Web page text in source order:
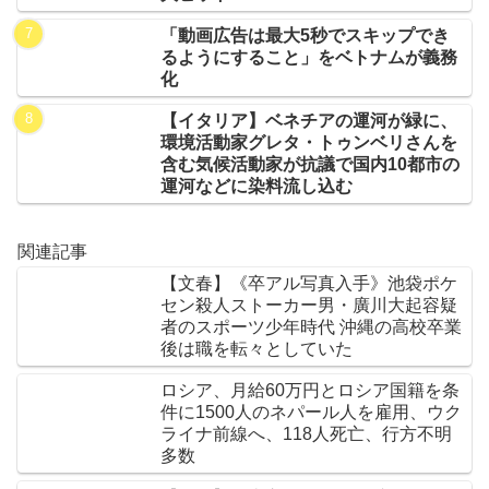
「動画広告は最大5秒でスキップでき
るようにすること」をベトナムが義務
化
【イタリア】ベネチアの運河が緑に、
環境活動家グレタ・トゥンベリさんを
含む気候活動家が抗議で国内10都市の
運河などに染料流し込む
関連記事
【文春】《卒アル写真入手》池袋ポケ
セン殺人ストーカー男・廣川大起容疑
者のスポーツ少年時代 沖縄の高校卒業
後は職を転々としていた
ロシア、月給60万円とロシア国籍を条
件に1500人のネパール人を雇用、ウク
ライナ前線へ、118人死亡、行方不明
多数